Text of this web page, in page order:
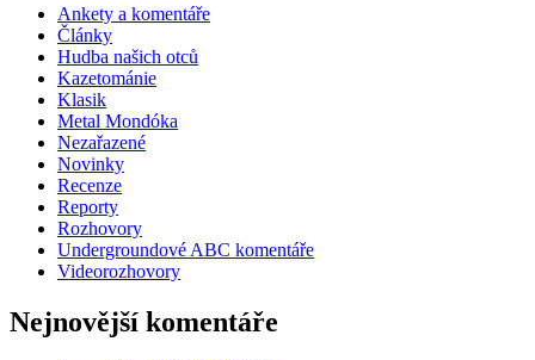
Ankety a komentáře
Články
Hudba našich otců
Kazetománie
Klasik
Metal Mondóka
Nezařazené
Novinky
Recenze
Reporty
Rozhovory
Undergroundové ABC komentáře
Videorozhovory
Nejnovější komentáře